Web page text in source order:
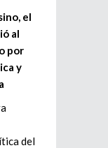
el
al
por
y
del